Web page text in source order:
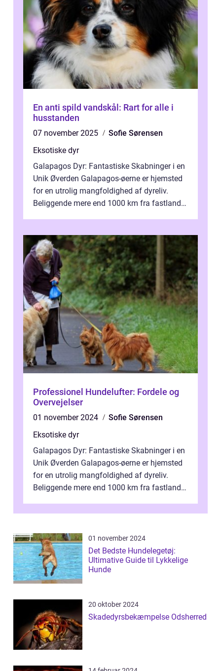
En anti spild vandskål: Rart for alle i
husstanden
07 november 2025
Sofie Sørensen
Eksotiske dyr
Galapagos Dyr: Fantastiske Skabninger i en
Unik Øverden Galapagos-øerne er hjemsted
for en utrolig mangfoldighed af dyreliv.
Beliggende mere end 1000 km fra fastlandet
Professionel Hundelufter: Fordele og
Overvejelser
01 november 2024
Sofie Sørensen
Eksotiske dyr
Galapagos Dyr: Fantastiske Skabninger i en
Unik Øverden Galapagos-øerne er hjemsted
for en utrolig mangfoldighed af dyreliv.
Beliggende mere end 1000 km fra fastlandet
01 november 2024
Det Bedste Hundelegetøj:
Ultimative Guide til Lykkelige
Hunde
20 oktober 2024
Skadedyrsbekæmpelse Odsherred